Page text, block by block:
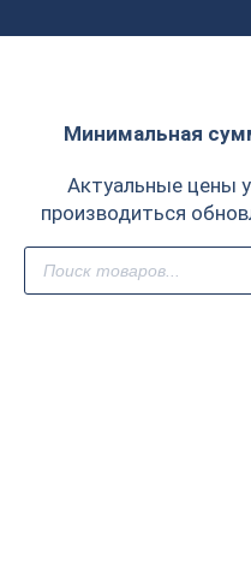
Минимальная
Актуальные цены
производиться
Поиск
товаров